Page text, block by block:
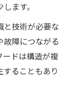
ます。
と技術が必要な
故障につながる
ードは構造が複
ることもあり